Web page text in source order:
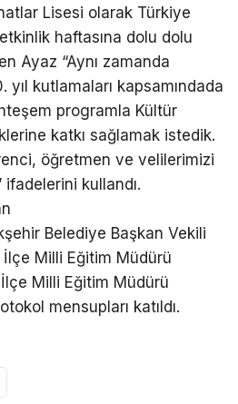
Lisesi olarak Türkiye
haftasına dolu dolu
Ayaz “Aynı zamanda
yıl kutlamaları kapsamındada
programla Kültür
katkı sağlamak istedik.
öğretmen ve velilerimizi
kullandı.
Belediye Başkan Vekili
Milli Eğitim Müdürü
Milli Eğitim Müdürü
mensupları katıldı.